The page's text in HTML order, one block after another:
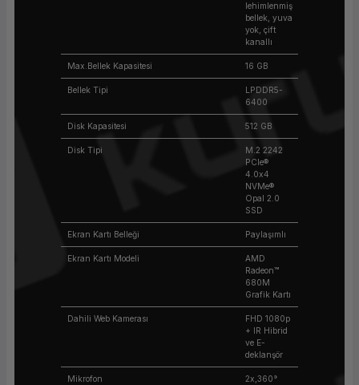
lehimlenmiş
bellek, yuva
yok, çift
kanallı
Max.Bellek Kapasitesi 16 GB
Bellek Tipi
LPDDR5-
6400
Disk Kapasitesi 512 GB
Disk Tipi
M.2 2242
PCIe®
4.0x4
NVMe®
Opal 2.0
SSD
Ekran Kartı Belleği Paylaşımlı
Ekran Kartı Modeli
AMD
Radeon™
680M
Grafik Kartı
Dahili Web Kamerası
FHD 1080p
+ IR Hibrid
ve E-
deklanşör
Mikrofon 2x,360°